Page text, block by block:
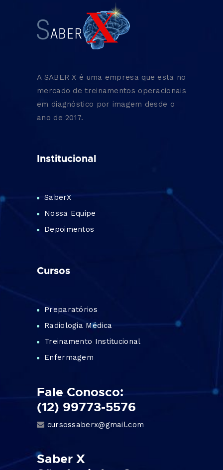
A SABER X é uma empresa que esta no
mercado de treinamentos operacionais
em diagnóstico por imagem desde o
ano de 2017.
Institucional
SaberX
Nossa Equipe
Depoimentos
Cursos
Preparatórios
Radiologia Médica
Treinamento Institucional
Enfermagem
Fale Conosco:
(12) 99773-5576
cursossaberx@gmail.com
Saber X